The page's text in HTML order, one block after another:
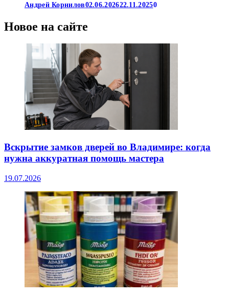
Андрей Корнилов02.06.202622.11.20250
Новое на сайте
Вскрытие замков дверей во Владимире: когда
нужна аккуратная помощь мастера
19.07.2026